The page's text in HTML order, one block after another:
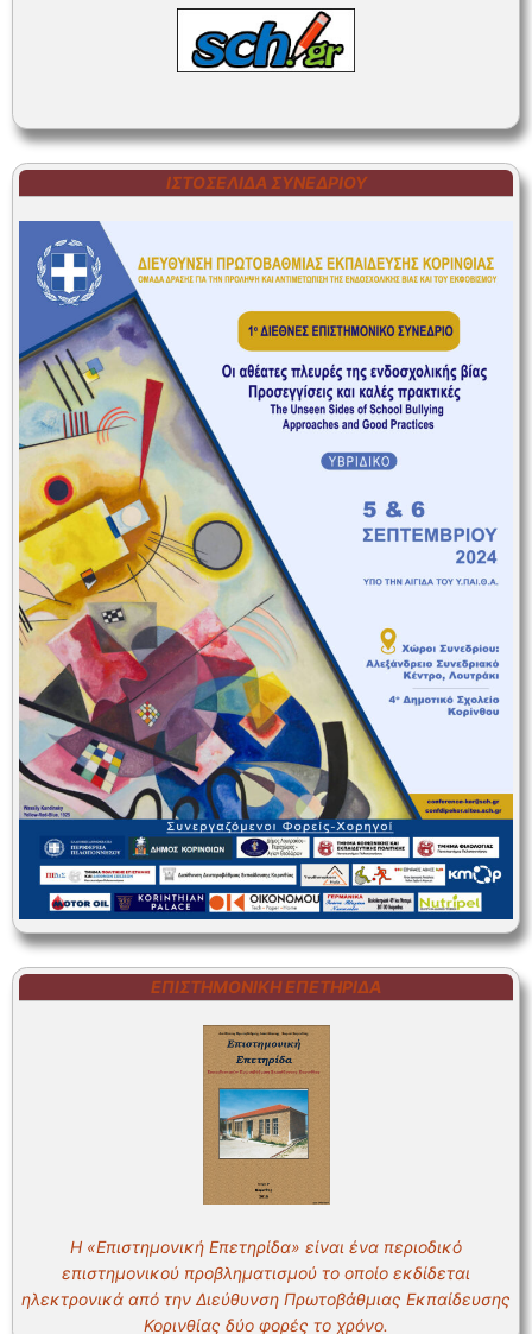
ΙΣΤΟΣΕΛΊΔΑ ΣΥΝΕΔΡΊΟΥ
ΕΠΙΣΤΗΜΟΝΙΚΗ ΕΠΕΤΗΡΙΔΑ
Η «Επιστημονική Επετηρίδα» είναι ένα περιοδικό
επιστημονικού προβληματισμού το οποίο εκδίδεται
ηλεκτρονικά από την Διεύθυνση Πρωτοβάθμιας Εκπαίδευσης
Κορινθίας δύο φορές το χρόνο.